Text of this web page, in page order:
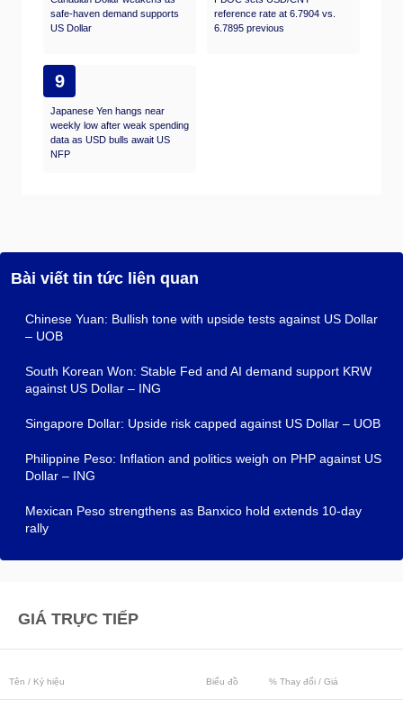
safe-haven demand supports
US Dollar
reference rate at 6.7904 vs.
6.7895 previous
9
Japanese Yen hangs near
weekly low after weak spending
data as USD bulls await US
NFP
Bài viết tin tức liên quan
Chinese Yuan: Bullish tone with upside tests against US Dollar
– UOB
South Korean Won: Stable Fed and AI demand support KRW
against US Dollar – ING
Singapore Dollar: Upside risk capped against US Dollar – UOB
Philippine Peso: Inflation and politics weigh on PHP against US
Dollar – ING
Mexican Peso strengthens as Banxico hold extends 10-day
rally
GIÁ TRỰC TIẾP
Tên / Ký hiệu Biểu đồ % Thay đổi / Giá